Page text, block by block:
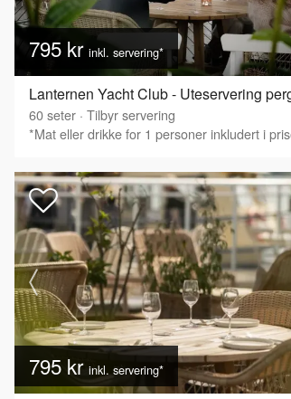
795 kr inkl. servering*
Lanternen Yacht Club - Uteservering
60seter · Tilbyr servering
*Mat eller drikke for 1 personer inkludert i
795 kr inkl. servering*